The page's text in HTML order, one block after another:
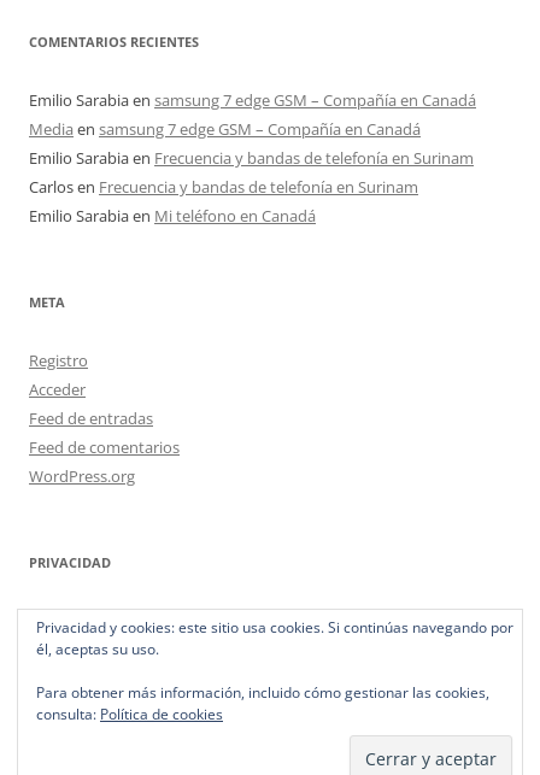
COMENTARIOS RECIENTES
Emilio Sarabiaen samsung 7 edge GSM – Compañía en Canadá
Media en samsung 7 edge GSM – Compañía en Canadá
Emilio Sarabiaen Frecuencia y bandas de telefonía en Surinam
Carlosen Frecuencia y bandas de telefonía en Surinam
Emilio Sarabiaen Mi teléfono en Canadá
META
Registro
Acceder
Feed de entradas
Feed de comentarios
WordPress.org
PRIVACIDAD
Política de privacidad
Funciona gracias a WordPress
Privacidad y cookies: este sitio usa cookies. Si continúas navegando por
él, aceptas su uso.
Para obtener más información, incluido cómo gestionar las cookies,
consulta: Política de cookies